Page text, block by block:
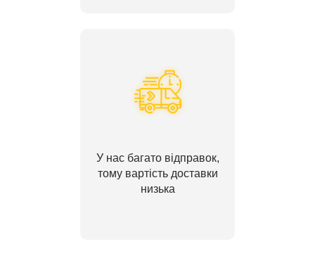
У нас багато відправок,
тому вартість доставки
низька